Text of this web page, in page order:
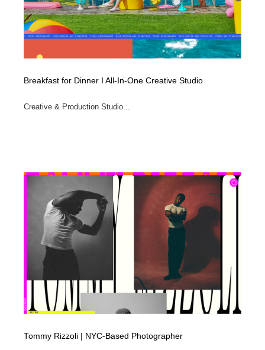
Breakfast for Dinner I All-In-One Creative Studio
Creative & Production Studio...
Tommy Rizzoli | NYC-Based Photographer